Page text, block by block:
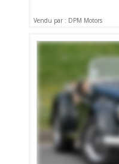
Vendu par : DPM Motors